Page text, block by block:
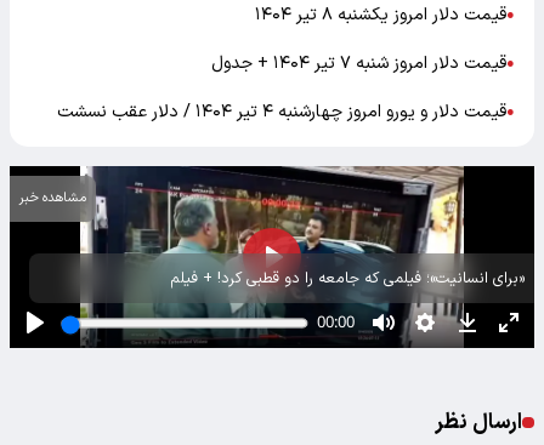
●قیمت دلار امروز یکشنبه ۸ تیر ۱۴۰۴
●قیمت دلار امروز شنبه ۷ تیر ۱۴۰۴ + جدول
●قیمت دلار و یورو امروز چهارشنبه ۴ تیر ۱۴۰۴ / دلار عقب نسشت
«برای انسانیت»؛ فیلمی که جامعه را دو قطبی کرد! + فیلم
مشاهده خبر
ارسال نظر